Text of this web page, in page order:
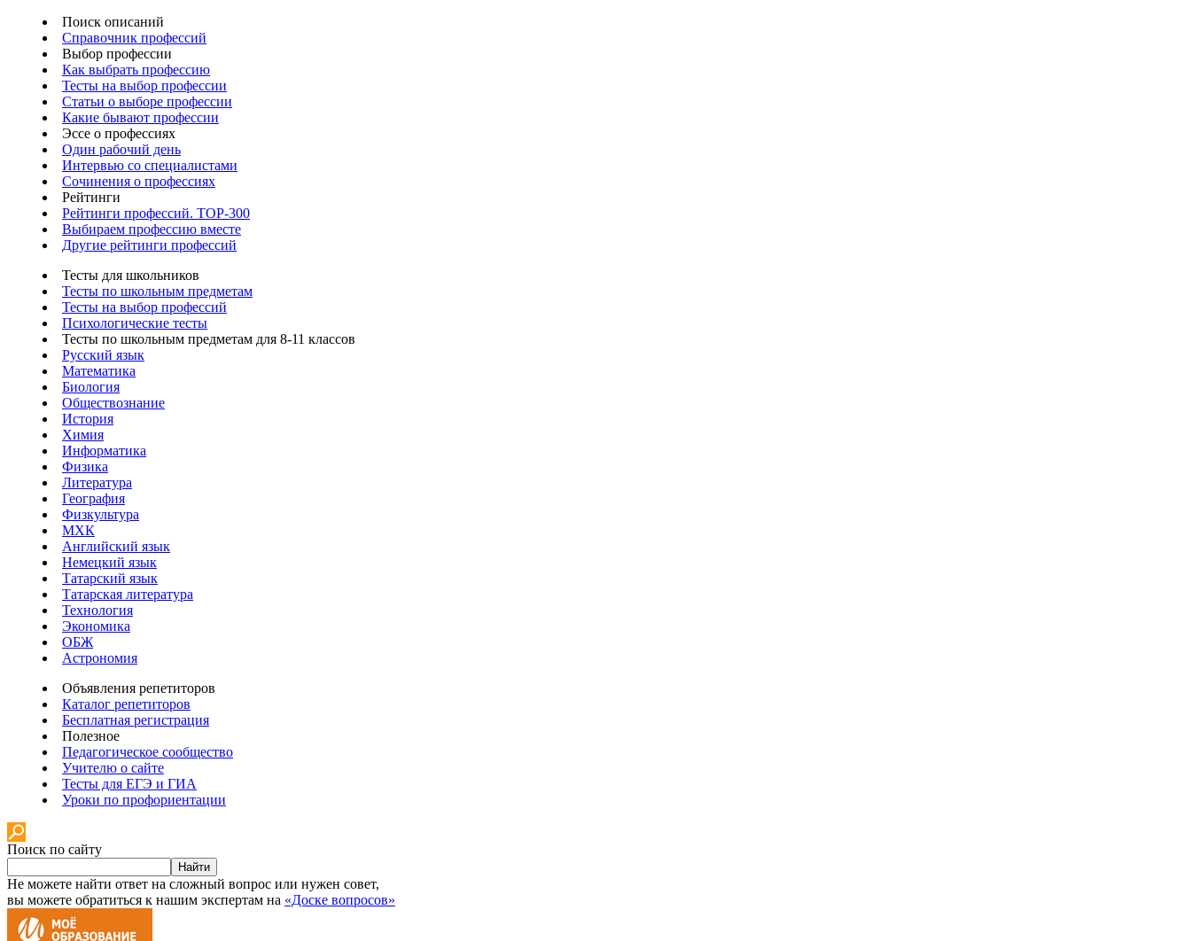
Поиск описаний
Справочник профессий
Выбор профессии
Как выбрать профессию
Тесты на выбор профессии
Статьи о выборе профессии
Какие бывают профессии
Эссе о профессиях
Один рабочий день
Интервью со специалистами
Сочинения о профессиях
Рейтинги
Рейтинги профессий. TOP-300
Выбираем профессию вместе
Другие рейтинги профессий
Тесты для школьников
Тесты по школьным предметам
Тесты на выбор профессий
Психологические тесты
Тесты по школьным предметам для 8-11 классов
Русский язык
Математика
Биология
Обществознание
История
Химия
Информатика
Физика
Литература
География
Физкультура
МХК
Английский язык
Немецкий язык
Татарский язык
Татарская литература
Технология
Экономика
ОБЖ
Астрономия
Объявления репетиторов
Каталог репетиторов
Бесплатная регистрация
Полезное
Педагогическое сообщество
Учителю о сайте
Тесты для ЕГЭ и ГИА
Уроки по профориентации
Поиск по сайту
Найти
Не можете найти ответ на сложный вопрос или нужен совет,
вы можете обратиться к нашим экспертам на «Доске вопросов»